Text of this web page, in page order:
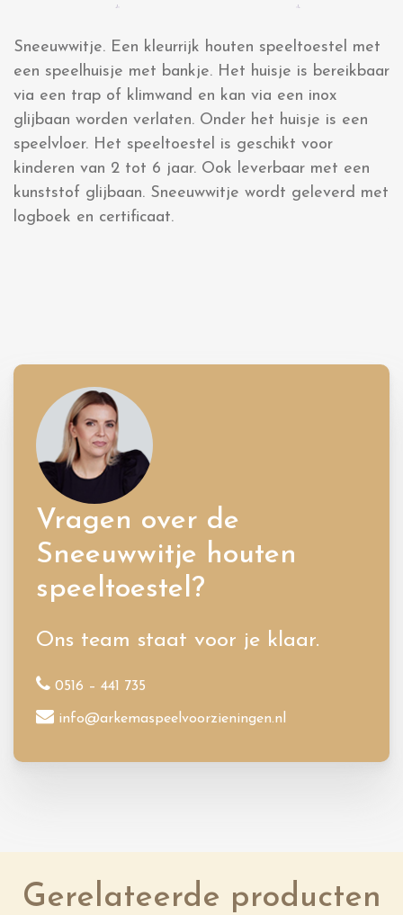
Sneeuwwitje. Een kleurrijk houten speeltoestel met
een speelhuisje met bankje. Het huisje is bereikbaar
via een trap of klimwand en kan via een inox
glijbaan worden verlaten. Onder het huisje is een
speelvloer. Het speeltoestel is geschikt voor
kinderen van 2 tot 6 jaar. Ook leverbaar met een
kunststof glijbaan. Sneeuwwitje wordt geleverd met
logboek en certificaat.
Vragen over de
Sneeuwwitje houten
speeltoestel?
Ons team staat voor je klaar.
0516 – 441 735
info@arkemaspeelvoorzieningen.nl
Gerelateerde producten